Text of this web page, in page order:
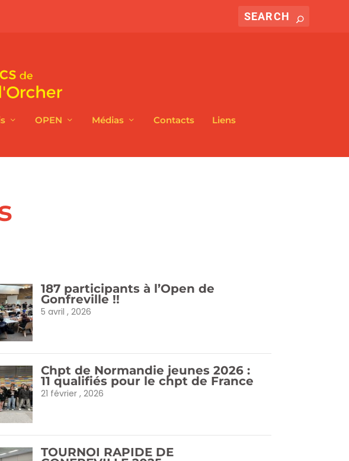
OPEN Médias Contacts Liens
187 participants à l’Open de
Gonfreville !!
5 avril , 2026
Chpt de Normandie jeunes 2026 :
11 qualifiés pour le chpt de France
21 février , 2026
TOURNOI RAPIDE DE